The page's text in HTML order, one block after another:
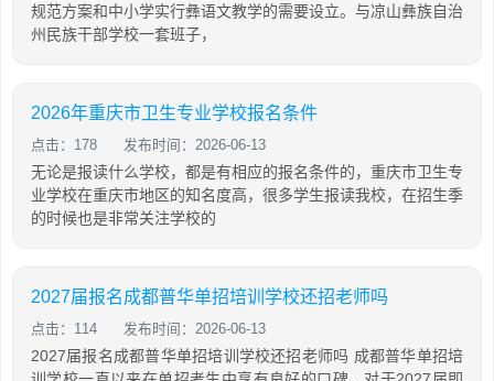
规范方案和中小学实行彝语文教学的需要设立。与凉山彝族自治
州民族干部学校一套班子，
2026年重庆市卫生专业学校报名条件
点击：178 发布时间：2026-06-13
无论是报读什么学校，都是有相应的报名条件的，重庆市卫生专
业学校在重庆市地区的知名度高，很多学生报读我校，在招生季
的时候也是非常关注学校的
2027届报名成都普华单招培训学校还招老师吗
点击：114 发布时间：2026-06-13
2027届报名成都普华单招培训学校还招老师吗 成都普华单招培